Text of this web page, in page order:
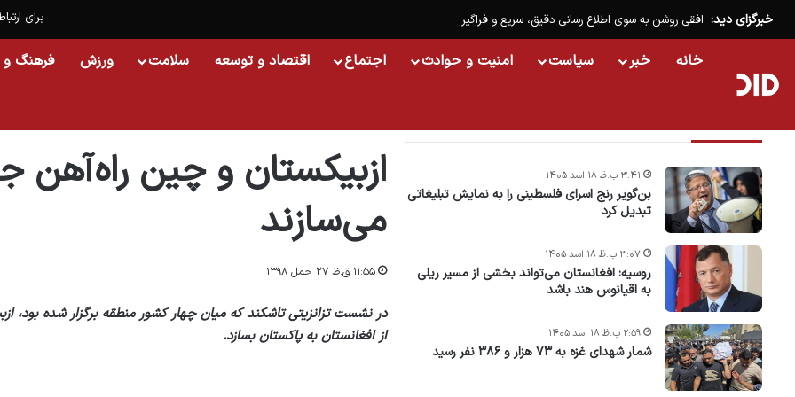
برای خبرگزای دید: افقی روشن به سوی اطلاع رسانی دقیق، سریع و فراگیر
خانه خبر سیاست امنیت و حوادث اجتماع اقتصاد و توسعه سلامت ورزش فرهنگ و
ازبیکستان و چین راه‌آهن
می‌سازند
۱۱:۵۵ ق.ظ ۲۷ حمل ۱۳۹۸
در نشست تزانزیتی تاشکند که میان چهار کشور منطقه برگزار شده
از افغانستان به پاکستان بسازد.
بن‌گویر رنج اسرای فلسطینی را به نمایش تبلیغاتی
تبدیل کرد
۳:۴۱ ب.ظ ۱۸ اسد ۱۴۰۵
روسیه: افغانستان می‌تواند بخشی از مسیر ریلی
به اقیانوس هند باشد
۳:۰۷ ب.ظ ۱۸ اسد ۱۴۰۵
شمار شهدای غزه به ۷۳ هزار و ۳۸۶ نفر رسید
۲:۵۹ ب.ظ ۱۸ اسد ۱۴۰۵